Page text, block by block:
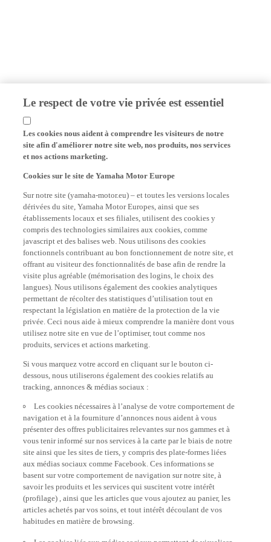
Le respect de votre vie privée est essentiel
Les cookies nous aident à comprendre les visiteurs de notre
site afin d'améliorer notre site web, nos produits, nos services
et nos actions marketing.
dérivées du site, Yamaha Motor Europes, ainsi que ses
établissements locaux et ses filiales, utilisent des cookies y
compris des technologies similaires aux cookies, comme
javascript et des balises web. Nous utilisons des cookies
fonctionnels contribuant au bon fonctionnement de notre site, et
offrant au visiteur des fonctionnalités de base afin de rendre la
visite plus agréable (mémorisation des logins, le choix des
langues). Nous utilisons également des cookies analytiques
permettant de récolter des statistiques d’utilisation tout en
respectant la législation en matière de la protection de la vie
privée. Ceci nous aide à mieux comprendre la manière dont vous
utilisez notre site en vue de l’optimiser, tout comme nos
produits, services et actions marketing.
dessous, nous utiliserons également des cookies relatifs au
tracking, annonces & médias sociaux :
navigation et à la fourniture d’annonces nous aident à vous
présenter des offres publicitaires relevantes sur nos gammes et à
vous tenir informé sur nos services à la carte par le biais de notre
site ainsi que les sites de tiers, y compris des plate-formes liées
aux médias sociaux comme Facebook. Ces informations se
basent sur votre comportement de navigation sur notre site, à
savoir les produits et les services qui suscitent votre intérêt
(profilage) , ainsi que les articles que vous ajoutez au panier, les
articles achetés par vos soins, et tout intérêt découlant de vos
habitudes en matière de browsing.